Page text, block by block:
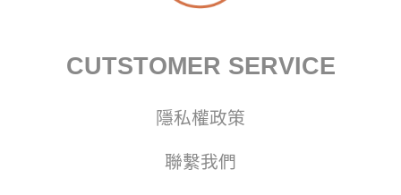
CUTSTOMER SERVICE
隱私權政策
聯繫我們